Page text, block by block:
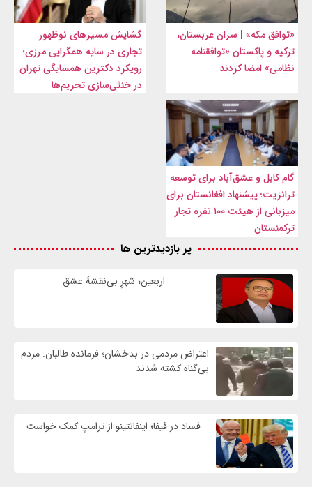
«توافق مکه» | سران عربستان،
ترکیه و پاکستان «توافقنامه
نظامی» امضا کردند
گشایش مسیرهای نوظهور
تجاری در سایه همگرایی مرزی؛
رویکرد دکترین همسایگی تهران
در خنثی‌سازی تحریم‌ها
گام کابل و عشق‌آباد برای توسعه
ترانزیت؛ پیشنهاد افغانستان برای
میزبانی از هیئت ۱۰۰ نفره تجار
ترکمنستان
پر بازدیدترین ها
اربعین؛ شهرِ بی‌نقشهٔ عشق
اعتراض مردمی در بدخشان؛ فرمانده طالبان: مردم
بی‌گناه کشته شدند
فساد در فیفا؛ اینفانتینو از ترامپ کمک خواست